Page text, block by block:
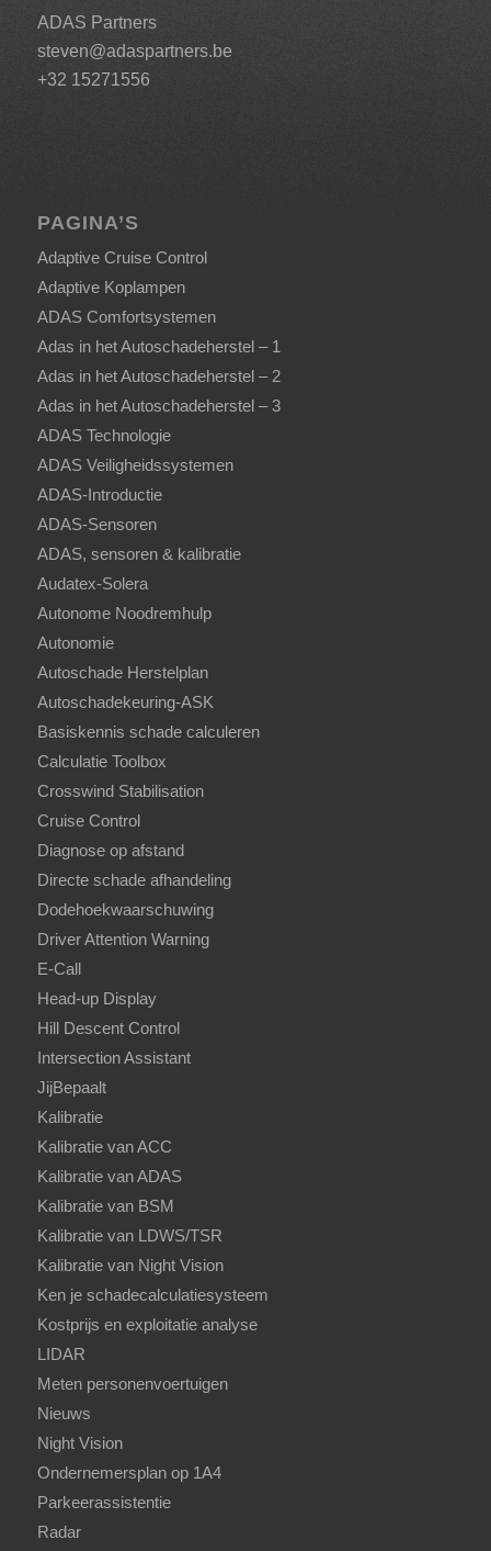
ADAS Partners
steven@adaspartners.be
+32 15271556
PAGINA’S
Adaptive Cruise Control
Adaptive Koplampen
ADAS Comfortsystemen
Adas in het Autoschadeherstel – 1
Adas in het Autoschadeherstel – 2
Adas in het Autoschadeherstel – 3
ADAS Technologie
ADAS Veiligheidssystemen
ADAS-Introductie
ADAS-Sensoren
ADAS, sensoren & kalibratie
Audatex-Solera
Autonome Noodremhulp
Autonomie
Autoschade Herstelplan
Autoschadekeuring-ASK
Basiskennis schade calculeren
Calculatie Toolbox
Crosswind Stabilisation
Cruise Control
Diagnose op afstand
Directe schade afhandeling
Dodehoekwaarschuwing
Driver Attention Warning
E-Call
Head-up Display
Hill Descent Control
Intersection Assistant
JijBepaalt
Kalibratie
Kalibratie van ACC
Kalibratie van ADAS
Kalibratie van BSM
Kalibratie van LDWS/TSR
Kalibratie van Night Vision
Ken je schadecalculatiesysteem
Kostprijs en exploitatie analyse
LIDAR
Meten personenvoertuigen
Nieuws
Night Vision
Ondernemersplan op 1A4
Parkeerassistentie
Radar